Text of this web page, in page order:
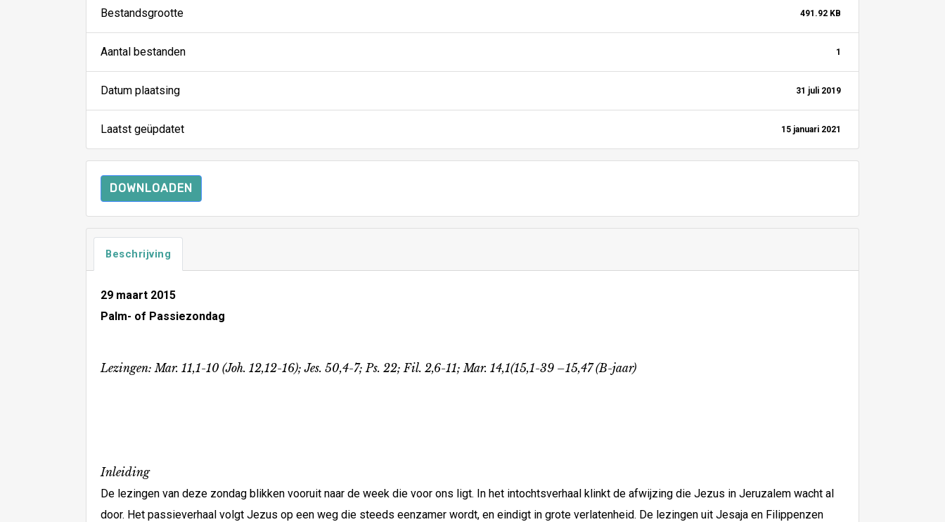
Bestandsgrootte 491.92 KB
Aantal bestanden 1
Datum plaatsing 31 juli 2019
Laatst geüpdatet 15 januari 2021
DOWNLOADEN
Beschrijving
29 maart 2015
Palm- of Passiezondag
Lezingen: Mar. 11,1-10 (Joh. 12,12-16); Jes. 50,4-7; Ps. 22; Fil. 2,6-11; Mar. 14,1(15,1-39 –15,47 (B-jaar)
Inleiding
De lezingen van deze zondag blikken vooruit naar de week die voor ons ligt. In het intochtsverhaal klinkt de afwijzing die Jezus in Jeruzalem wacht al
door. Het passieverhaal volgt Jezus op een weg die steeds eenzamer wordt, en eindigt in grote verlatenheid. De lezingen uit Jesaja en Filippenzen